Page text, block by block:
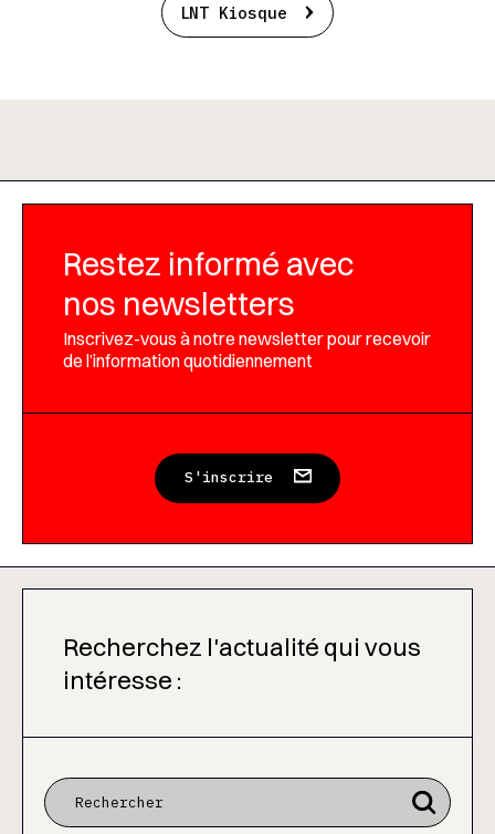
LNT Kiosque
Restez informé avec
nos newsletters
Inscrivez-vous à notre newsletter pour recevoir
de l’information quotidiennement
S'inscrire
Recherchez l'actualité qui vous
intéresse :